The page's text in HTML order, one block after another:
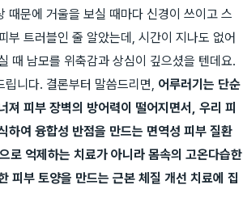
때문에 거울을 보실 때마다 신경이 쓰이고 스
부 트러블인 줄 알았는데, 시간이 지나도 없어
때 남모를 위축감과 상심이 깊으셨을 텐데요.
니다. 결론부터 말씀드리면, 어루러기는 단순
피부 장벽의 방어력이 떨어지면서, 우리 피
하여 융합성 반점을 만드는 면역성 피부 질환
로 억제하는 치료가 아니라 몸속의 고온다습한
피부 토양을 만드는 근본 체질 개선 치료에 집